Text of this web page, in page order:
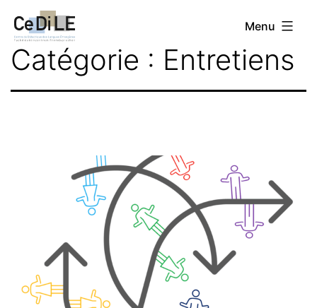
au
contenu
CeDiLE Menu
Catégorie : Entretiens